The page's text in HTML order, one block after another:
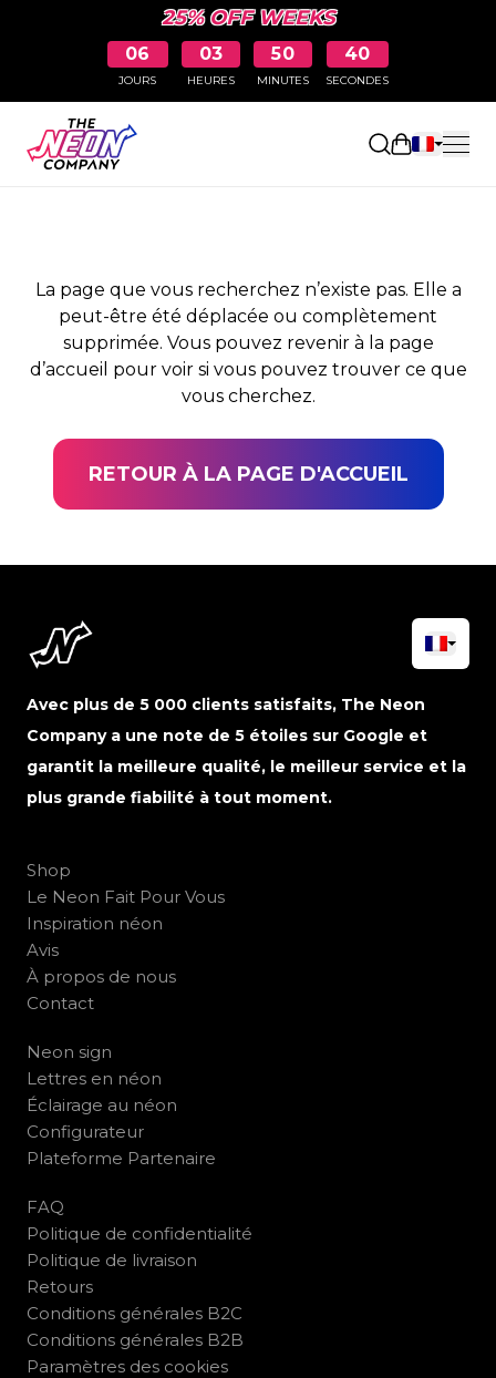
25% OFF WEEKS
06
JOURS
03
HEURES
50
MINUTES
39
SECONDES
Ouvrir le
PAGE NON TROUVÉE
La page que vous recherchez n’existe pas. Elle a
peut-être été déplacée ou complètement
supprimée. Vous pouvez revenir à la page
d’accueil pour voir si vous pouvez trouver ce que
vous cherchez.
RETOUR À LA PAGE D'ACCUEIL
Avec plus de 5 000 clients satisfaits, The Neon
Company a une note de 5 étoiles sur Google et
garantit la meilleure qualité, le meilleur service et la
plus grande fiabilité à tout moment.
Shop
Le Neon Fait Pour Vous
Inspiration néon
Avis
À propos de nous
Contact
Neon sign
Lettres en néon
Éclairage au néon
Configurateur
Plateforme Partenaire
FAQ
Politique de confidentialité
Politique de livraison
Retours
Conditions générales B2C
Conditions générales B2B
Paramètres des cookies